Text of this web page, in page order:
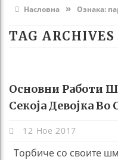
Насловна » Ознака:
TAG ARCHIVES
Основни Работи
Секоја Девојка Во
12 Ное 2017
Торбиче со своите